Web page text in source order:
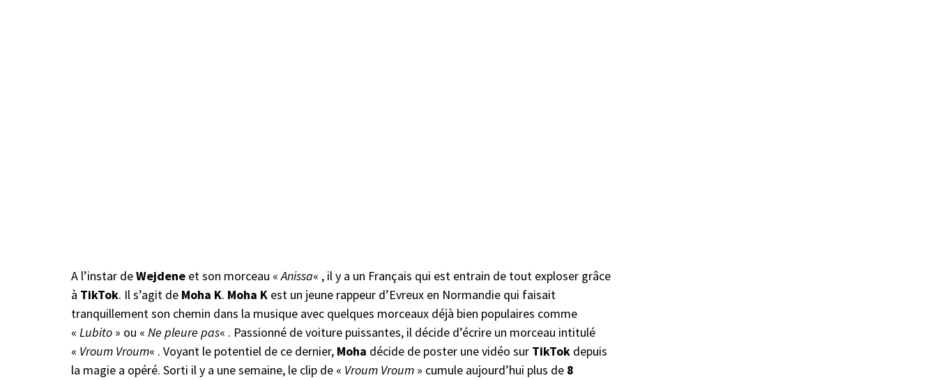
A l’instar deWejdene et son morceau «Anissa« , il y a un Français qui est entrain de tout exploser grâce
à TikTok. Il s’agit de Moha K. Moha K est un jeune rappeur d’Evreux en Normandie qui faisait
tranquillement son chemin dans la musique avec quelques morceaux déjà bien populaires comme
« Lubito » ou « Ne pleure pas« . Passionné de voiture puissantes, il décide d’écrire un morceau intitulé
« Vroum Vroum« . Voyant le potentiel de ce dernier, Moha décide de poster une vidéo sur TikTok depuis
la magie a opéré. Sorti il y a une semaine, le clip de « Vroum Vroum » cumule aujourd’hui plus de 8